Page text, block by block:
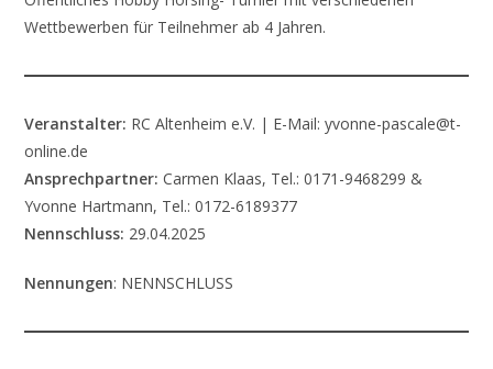
Wettbewerben für Teilnehmer ab 4 Jahren.
Veranstalter: RC Altenheim e.V. | E-Mail: yvonne-pascale@t-
online.de
Ansprechpartner: Carmen Klaas, Tel.: 0171-9468299 &
Yvonne Hartmann, Tel.: 0172-6189377
Nennschluss: 29.04.2025
Nennungen: NENNSCHLUSS